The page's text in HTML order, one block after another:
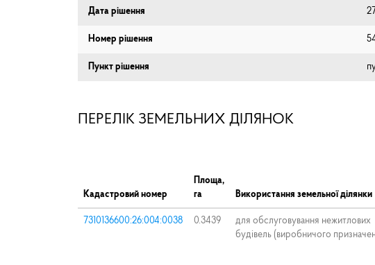
Дата рішення
Номер рішення
Пункт рішення
ПЕРЕЛІК ЗЕМЕЛЬНИХ ДІЛЯНОК
Кадастровий номер
Площа,
га
Використання земельної ділянки
7310136600:26:004:0038 0.3439
для обслуговування нежитлових
будівель (виробничого